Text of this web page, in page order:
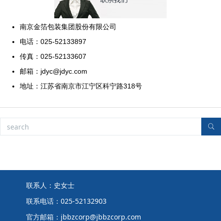
南京金箔包装集团股份有限公司
电话：025-52133897
传真：025-52133607
邮箱：jdyc@jdyc.com
地址：江苏省南京市江宁区科宁路318号
联系人：史女士
联系电话：025-52132903
官方邮箱：jbbzcorp@jbbzcorp.com